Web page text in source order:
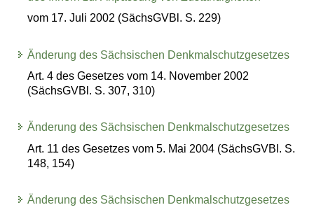
vom 17. Juli 2002 (SächsGVBl. S. 229)
Änderung des Sächsischen Denkmalschutzgesetzes
Art. 4 des Gesetzes vom 14. November 2002
(SächsGVBl. S. 307, 310)
Änderung des Sächsischen Denkmalschutzgesetzes
Art. 11 des Gesetzes vom 5. Mai 2004 (SächsGVBl. S.
148, 154)
Änderung des Sächsischen Denkmalschutzgesetzes